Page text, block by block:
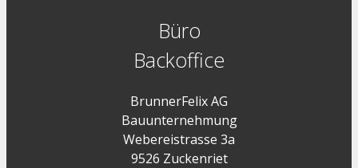
Büro
Backoffice
BrunnerFelix AG
Bauunternehmung
Webereistrasse 3a
9526 Zuckenriet